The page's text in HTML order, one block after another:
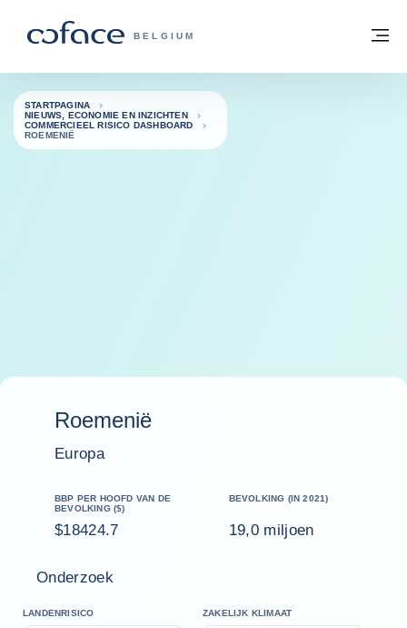
COFACE, FOR TRADE - GROEP
BELGIUM
Terug naar startpagina
STARTPAGINA
NIEUWS, ECONOMIE EN INZICHTEN
COMMERCIEEL RISICO DASHBOARD
ROEMENIË
Roemenië
Europa
BBP PER HOOFD VAN DE
BEVOLKING ($)
$18424.7
BEVOLKING (IN 2021)
19,0 miljoen
Onderzoek
LANDENRISICO ZAKELIJK KLIMAAT